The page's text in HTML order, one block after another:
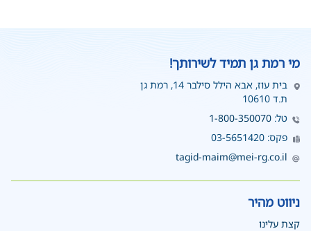
מי רמת גן תמיד לשירותך!
בית עוז, אבא הילל סילבר 14, רמת גן
ת.ד 10610
טל: 1-800-350070
פקס: 03-5651420
tagid-maim@mei-rg.co.il
ניווט מהיר
קצת עלינו